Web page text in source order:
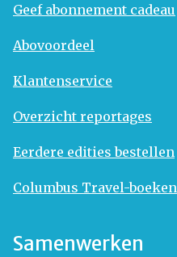
Geef abonnement cadeau
Abovoordeel
Klantenservice
Overzicht reportages
Eerdere edities bestellen
Columbus Travel-boeken
Samenwerken